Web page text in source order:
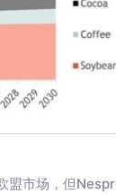
盟市场，但